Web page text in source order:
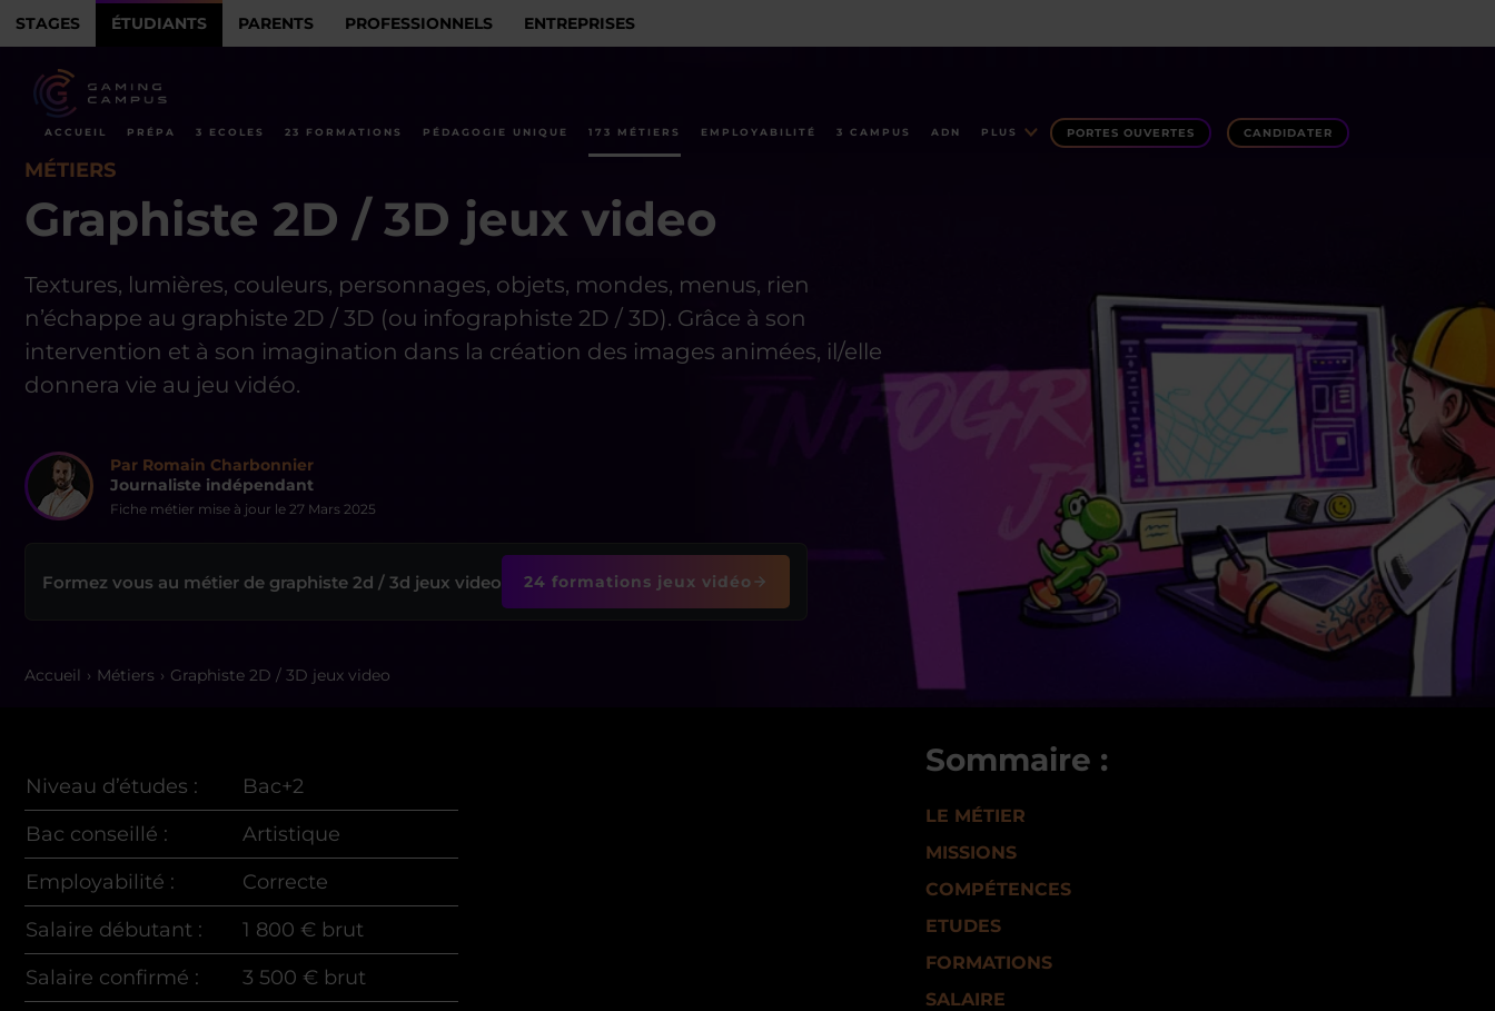
STAGES ÉTUDIANTS PARENTS PROFESSIONNELS ENTREPRISES
ACCUEIL PRÉPA 3 ECOLES 23 FORMATIONS PÉDAGOGIE UNIQUE 173 MÉTIERS EMPLOYABILITÉ 3 CAMPUS ADN PLUS PORTES OUVERTES CANDIDATER
MÉTIERS
Graphiste 2D / 3D jeux video
Textures, lumières, couleurs, personnages, objets, mondes, menus, rien
n’échappe au graphiste 2D / 3D (ou infographiste 2D / 3D). Grâce à son
intervention et à son imagination dans la création des images animées, il/elle
donnera vie au jeu vidéo.
Par Romain Charbonnier
Journaliste indépendant
Fiche métier mise à jour le 27 Mars 2025
Formez vous au métier de graphiste 2d / 3d jeux video 24 formations jeux vidéo
Accueil Métiers Graphiste 2D / 3D jeux video
Sommaire :
LE MÉTIER
MISSIONS
COMPÉTENCES
ETUDES
FORMATIONS
SALAIRE
Niveau d’études :
Bac+2
Bac conseillé :
Artistique
Employabilité :
Correcte
Salaire débutant :
1 800 € brut
Salaire confirmé :
3 500 € brut